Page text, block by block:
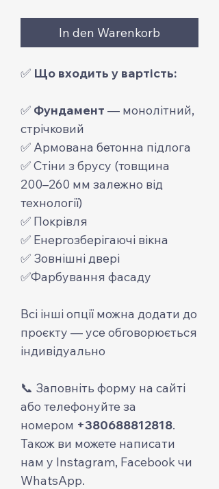
In den Warenkorb
✅ Що входить у вартість:
✅ Фундамент — монолітний,
стрічковий
✅ Армована бетонна підлога
✅ Стіни з брусу (товщина
200–260 мм залежно від
технології)
✅ Покрівля
✅ Енергозберігаючі вікна
✅ Зовнішні двері
✅Фарбування фасаду
Всі інші опції можна додати до
проєкту — усе обговорюється
індивідуально
📞 Заповніть форму на сайті
або телефонуйте за
номером +380688812818.
Також ви можете написати
нам у Instagram, Facebook чи
WhatsApp.